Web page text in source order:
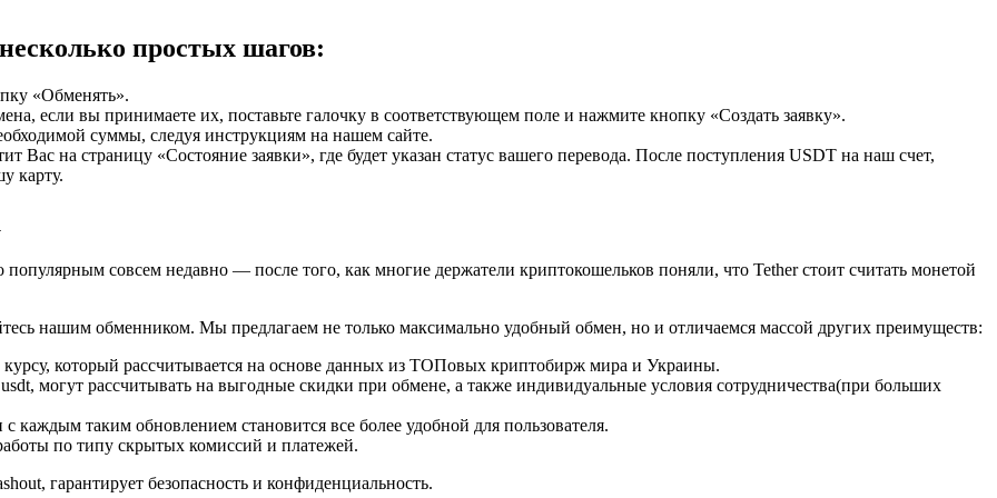
простых шагов:
«Обменять».
если вы принимаете их, поставьте галочку в соответствующем поле и нажмите кнопку «Создать заявку».
суммы, следуя инструкциям на нашем сайте.
Вас на страницу «Состояние заявки», где будет указан статус вашего перевода. После поступления USDT на наш счет,
карту.
совсем недавно — после того, как многие держатели криптокошельков поняли, что Tether стоит считать монетой
нашим обменником. Мы предлагаем не только максимально удобный обмен, но и отличаемся массой других преимуществ:
который рассчитывается на основе данных из ТОПовых криптобирж мира и Украины.
могут рассчитывать на выгодные скидки при обмене, а также индивидуальные условия сотрудничества(при больших
каждым таким обновлением становится все более удобной для пользователя.
по типу скрытых комиссий и платежей.
гарантирует безопасность и конфиденциальность.